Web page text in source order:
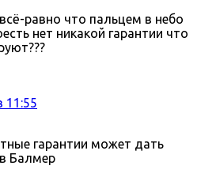
равно что пальцем в небо
нет никакой гарантии что
11:55
гарантии может дать
Балмер